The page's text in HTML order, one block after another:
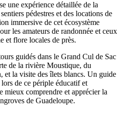
une expérience détaillée de la
pédestres et des locations de
immersive de cet écosystème
les amateurs de randonnée et ceux
et flore locales de près.
guidés dans le Grand Cul de Sac
de la rivière Moustique, du
et la visite des îlets blancs. Un guide
de ce périple éducatif et
mieux comprendre et apprécier la
de Guadeloupe.